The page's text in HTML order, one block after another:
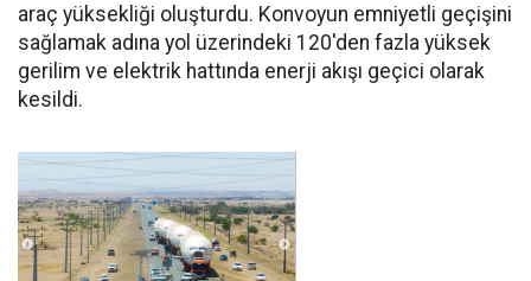
araç yüksekliği oluşturdu. Konvoyun emniyetli geçişini
sağlamak adına yol üzerindeki 120'den fazla yüksek
gerilim ve elektrik hattında enerji akışı geçici olarak
kesildi.